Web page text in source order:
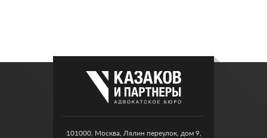
101000, Москва, Лялин переулок, дом 9,